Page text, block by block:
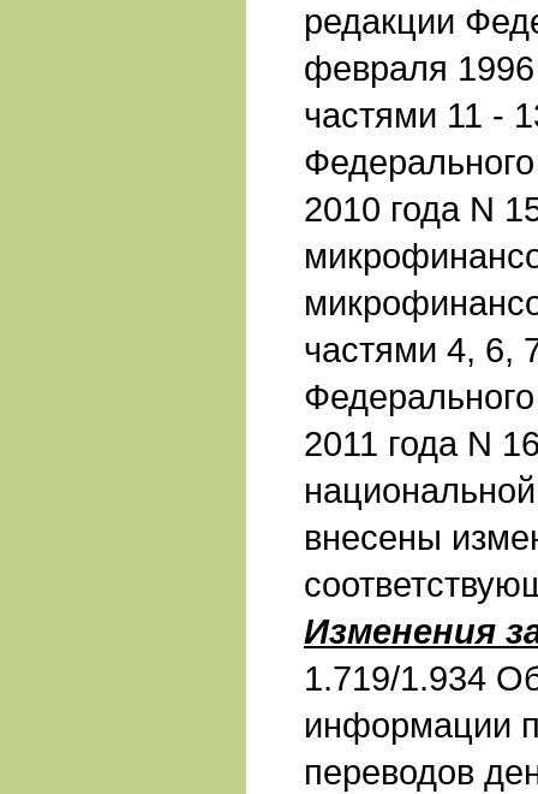
редакции
февраля
частями 11 -
2010 года N
частями 4, 6,
2011 года N
внесены
Изменения
1.719/1.934
информации
переводов